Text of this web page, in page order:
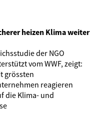
heizen Klima weiter
der NGO
vom WWF, zeigt:
grössten
reagieren
die Klima- und